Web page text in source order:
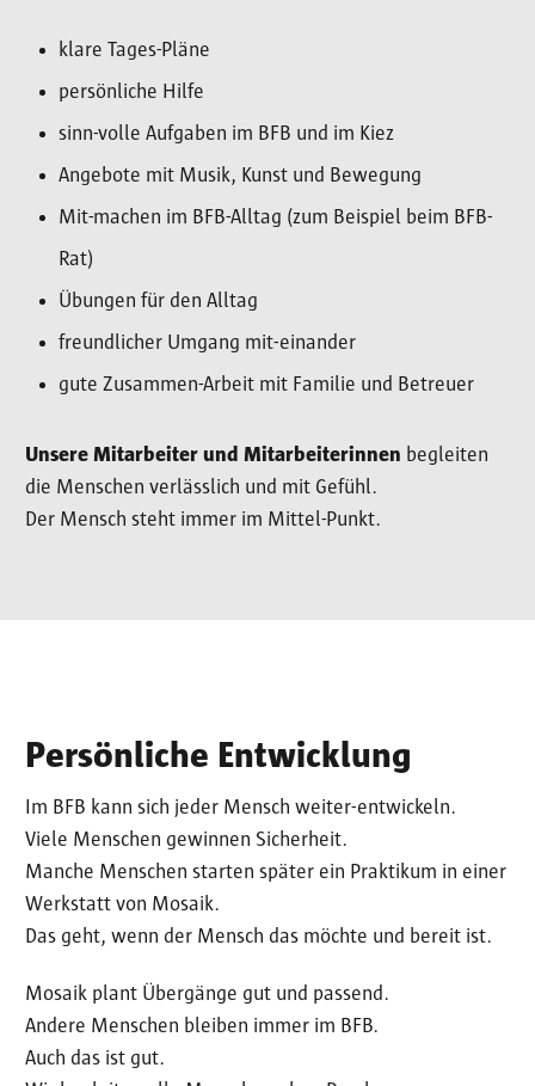
klare Tages-Pläne
persönliche Hilfe
sinn-volle Aufgaben im BFB und im Kiez
Angebote mit Musik, Kunst und Bewegung
Mit-machen im BFB-Alltag (zum Beispiel beim BFB-
Rat)
Übungen für den Alltag
freundlicher Umgang mit-einander
gute Zusammen-Arbeit mit Familie und Betreuer
Unsere Mitarbeiter und Mitarbeiterinnen begleiten
die Menschen verlässlich und mit Gefühl.
Der Mensch steht immer im Mittel-Punkt.
Persönliche Entwicklung
Im BFB kann sich jeder Mensch weiter-entwickeln.
Viele Menschen gewinnen Sicherheit.
Manche Menschen starten später ein Praktikum in einer
Werkstatt von Mosaik.
Das geht, wenn der Mensch das möchte und bereit ist.
Mosaik plant Übergänge gut und passend.
Andere Menschen bleiben immer im BFB.
Auch das ist gut.